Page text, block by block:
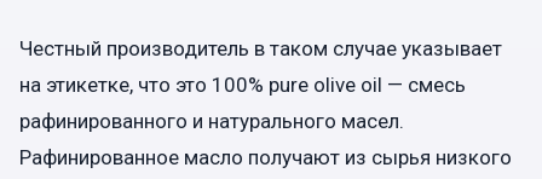
Честный производитель в таком случае указывает
на этикетке, что это 100% pure оlive оil — смесь
рафинированного и натурального масел.
Рафинированное масло получают из сырья низкого